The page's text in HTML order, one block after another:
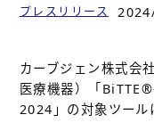
プレスリリース
カーブジェン株式会
医療機器）「BiTTE®
2024」の対象ツール